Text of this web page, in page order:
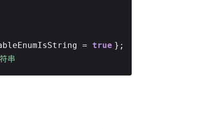
= true };
串